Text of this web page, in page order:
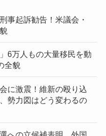
事起訴勧告！米議会・
6万人もの大量移民を動
全貌
に激震！維新の殴り込
勢力図はどう変わるの